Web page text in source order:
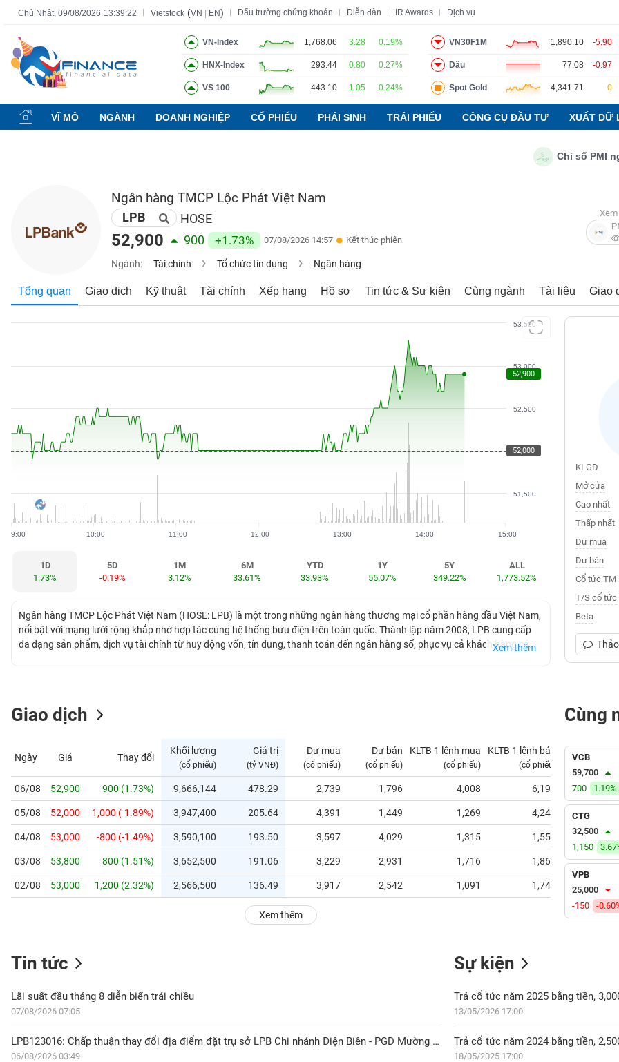
Chủ Nhật, 09/08/2026 13:39:23 Vietstock (VN EN) Đấu trường chứng khoán Diễn đàn IR Awards Dịch vụ
VN-Index 1,768.06 3.28 0.19%
HNX-Index 293.44 0.80 0.27%
VS 100 443.10 1.05 0.24%
VN30F1M 1,890.10 -5.90
Dầu 77.08 -0.97
Spot Gold 4,341.71 0
VĨ MÔ NGÀNH DOANH NGHIỆP CỔ PHIẾU PHÁI SINH TRÁI PHIẾU CÔNG CỤ ĐẦU TƯ XUẤT DỮ
Chỉ số PMI
Ngân hàng TMCP Lộc Phát Việt Nam
LPB HOSE
52,900 900 +1.73% 07/08/2026 14:57 Kết thúc phiên
Ngành: Tài chính Tổ chức tín dụng Ngân hàng
Tổng quan Giao dịch Kỹ thuật Tài chính Xếp hạng Hồ sơ Tin tức & Sự kiện Cùng ngành Tài liệu Giao
52,000
51,500
52,500
53,000
53,500
9:00 10:00 11:00 12:00 13:00 14:00 15:00
52,000
52,900
1D
1.73%
5D
-0.19%
1M
3.12%
6M
33.61%
YTD
33.93%
1Y
55.07%
5Y
349.22%
ALL
1,773.52%
Ngân hàng TMCP Lộc Phát Việt Nam (HOSE: LPB) là một trong những ngân hàng thương mại cổ phần hàng đầu Việt Nam,
nổi bật với mạng lưới rộng khắp nhờ hợp tác cùng hệ thống bưu điện trên toàn quốc. Thành lập năm 2008, LPB cung cấp
đa dạng sản phẩm, dịch vụ tài chính từ huy động vốn, tín dụng, thanh toán đến ngân hàng số, phục vụ cả khách hàng cá
Xem thêm
KLGD
Mở cửa
Cao nhất
Thấp nhất
Dư mua
Dư bán
Cổ tức TM
T/S cổ tức
Beta
Giao dịch
Ngày Giá Thay đổi
Khối lượng
(cổ phiếu)
Giá trị
(tỷ VNĐ)
Dư mua
(cổ phiếu)
Dư bán
(cổ phiếu)
KLTB 1 lệnh mua
(cổ phiếu)
KLTB 1 lệnh bán
(cổ phiếu)
06/08 52,900 900 (1.73%) 9,666,144 478.29 2,739 1,796 4,008 6,194 15.33
05/08 52,000 -1,000 (-1.89%) 3,947,400 205.64 4,391 1,449 1,269 4,249
04/08 53,000 -800 (-1.49%) 3,590,100 193.50 3,597 4,029 1,315 1,552 30.21
03/08 53,800 800 (1.51%) 3,652,500 191.06 3,229 2,931 1,716 1,868 38.92
02/08 53,000 1,200 (2.32%) 2,566,500 136.49 3,917 2,542 1,091 1,744 71.03
Xem thêm
Cùng
VCB
59,700
700
1.19%
CTG
32,500
1,150
VPB
25,000
-150
-
Tin tức
Lãi suất đầu tháng 8 diễn biến trái chiều
07/08/2026 07:05
LPB123016: Chấp thuận thay đổi địa điểm đặt trụ sở LPB Chi nhánh Điện Biên - PGD Mường Nhé
06/08/2026 03:49
Sự kiện
Trả cổ tức năm 2025 bằng tiền,
13/05/2026 17:00
Trả cổ tức năm 2024 bằng tiền,
18/05/2025 17:00
Tất cả Tính năng Ngành Mã chứng khoán Lãnh đạo Báo cáo phân tích Thuật ngữ
Tính
năng
(-)
KHOÁN
NGHIỆP
SẢN
CHÍNH
HÓA
GIỚI
CÁ
NHÂN
PHÂN
TÍCH
VIETSTOCKFINANCE
DOANH
NGHIỆP